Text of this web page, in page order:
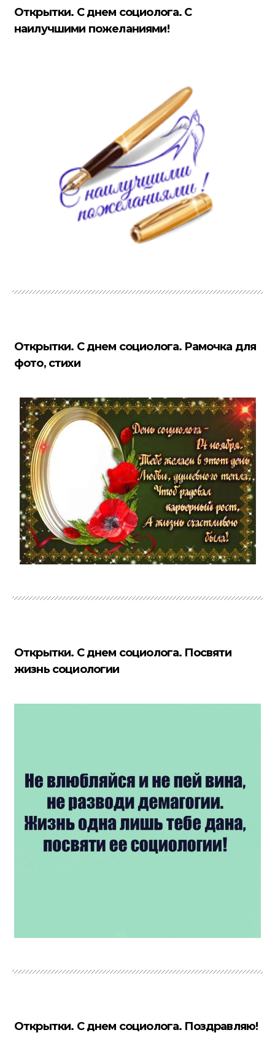
Открытки. С днем социолога. С
наилучшими пожеланиями!
Открытки. С днем социолога. Рамочка для
фото, стихи
Открытки. С днем социолога. Посвяти
жизнь социологии
Открытки. С днем социолога. Поздравляю!